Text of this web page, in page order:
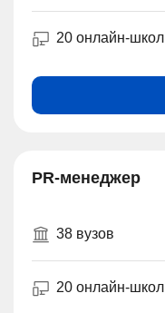
20 онлайн-школ
PR-менеджер
38 вузов
20 онлайн-школ